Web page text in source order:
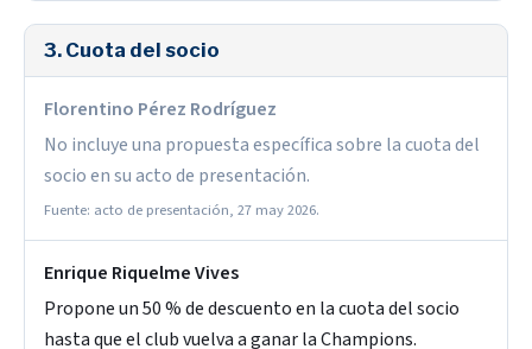
3. Cuota del socio
Florentino Pérez Rodríguez
No incluye una propuesta específica sobre la cuota del
socio en su acto de presentación.
Fuente: acto de presentación, 27 may 2026.
Enrique Riquelme Vives
Propone un 50 % de descuento en la cuota del socio
hasta que el club vuelva a ganar la Champions.